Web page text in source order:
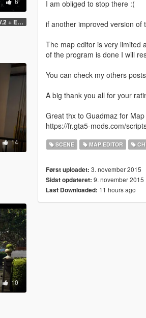
V.2 + Extra
14
10
I am obliged to stop there :(
if another improved version of
The map editor is very limited
of the program is done I will
You can check my others posts
A big thank you all for your
Great thx to Guadmaz for
https://fr.gta5-mods.com/
SCENE MAP EDITOR
Først uploadet: 3. november 2015
Sidst opdateret: 9. november 2015
Last Downloaded: 11 hours ago